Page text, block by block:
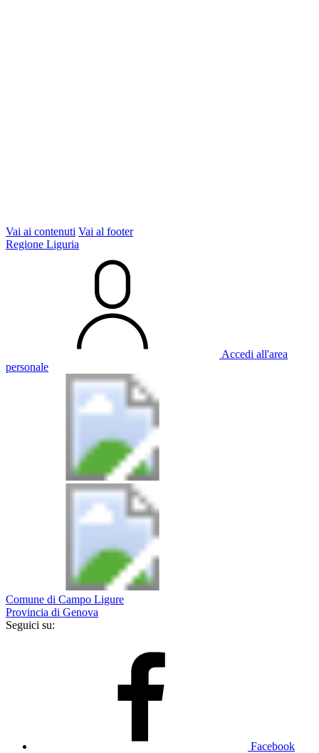
Vai ai contenuti Vai al footer
Regione Liguria
Accedi all'area
personale
Comune di Campo Ligure
Provincia di Genova
Seguici su:
Facebook